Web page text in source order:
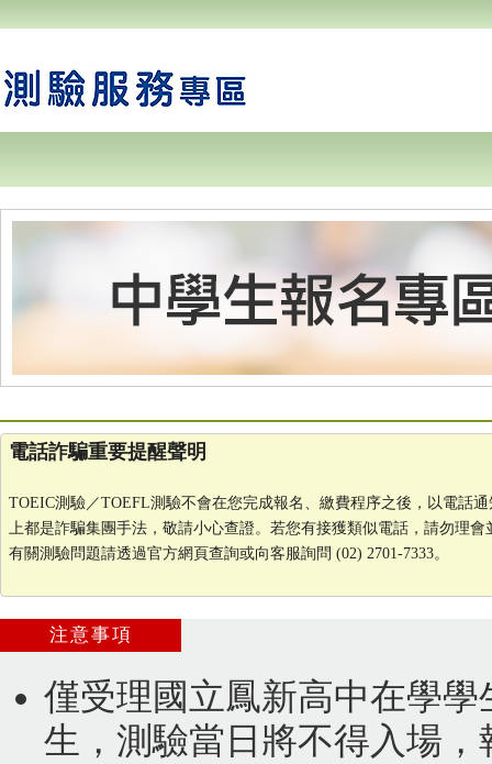
電話詐騙重要提醒聲明
TOEIC測驗／TOEFL測驗不會在您完成報名、繳費程序之後，以電話
上都是詐騙集團手法，敬請小心查證。若您有接獲類似電話，請勿理會
有關測驗問題請透過官方網頁查詢或向客服詢問 (02) 2701-7333。
注意事項
僅受理國立鳳新高中在學
生，測驗當日將不得入場